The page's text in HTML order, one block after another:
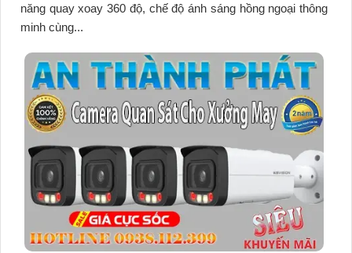
năng quay xoay 360 độ, chế độ ánh sáng hồng ngoại thông
minh cùng...